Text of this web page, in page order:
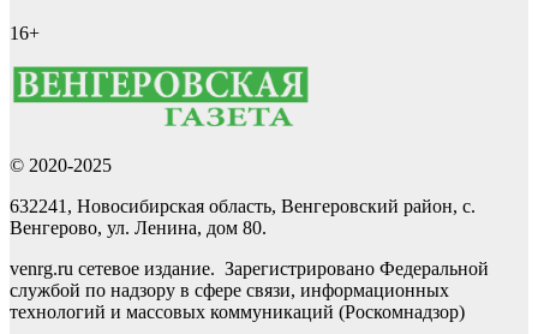
16+
© 2020-2025
632241, Новосибирская область, Венгеровский район, с.
Венгерово, ул. Ленина, дом 80.
venrg.ru сетевое издание. Зарегистрировано Федеральной
службой по надзору в сфере связи, информационных
технологий и массовых коммуникаций (Роскомнадзор)